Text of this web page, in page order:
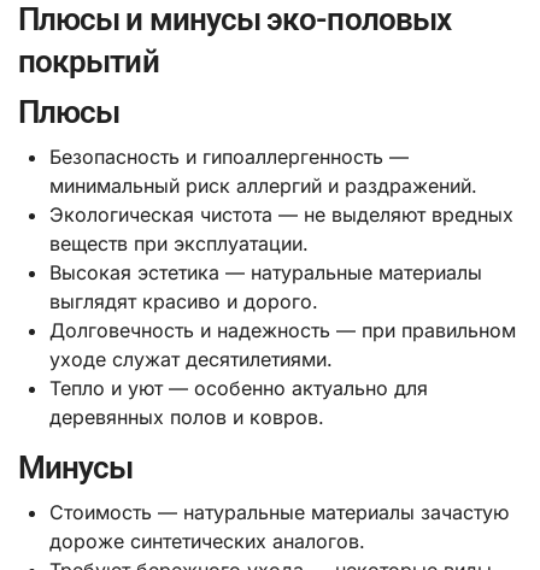
Плюсы и минусы эко-половых
покрытий
Плюсы
Безопасность и гипоаллергенность —
минимальный риск аллергий и раздражений.
Экологическая чистота — не выделяют вредных
веществ при эксплуатации.
Высокая эстетика — натуральные материалы
выглядят красиво и дорого.
Долговечность и надежность — при правильном
уходе служат десятилетиями.
Тепло и уют — особенно актуально для
деревянных полов и ковров.
Минусы
Стоимость — натуральные материалы зачастую
дороже синтетических аналогов.